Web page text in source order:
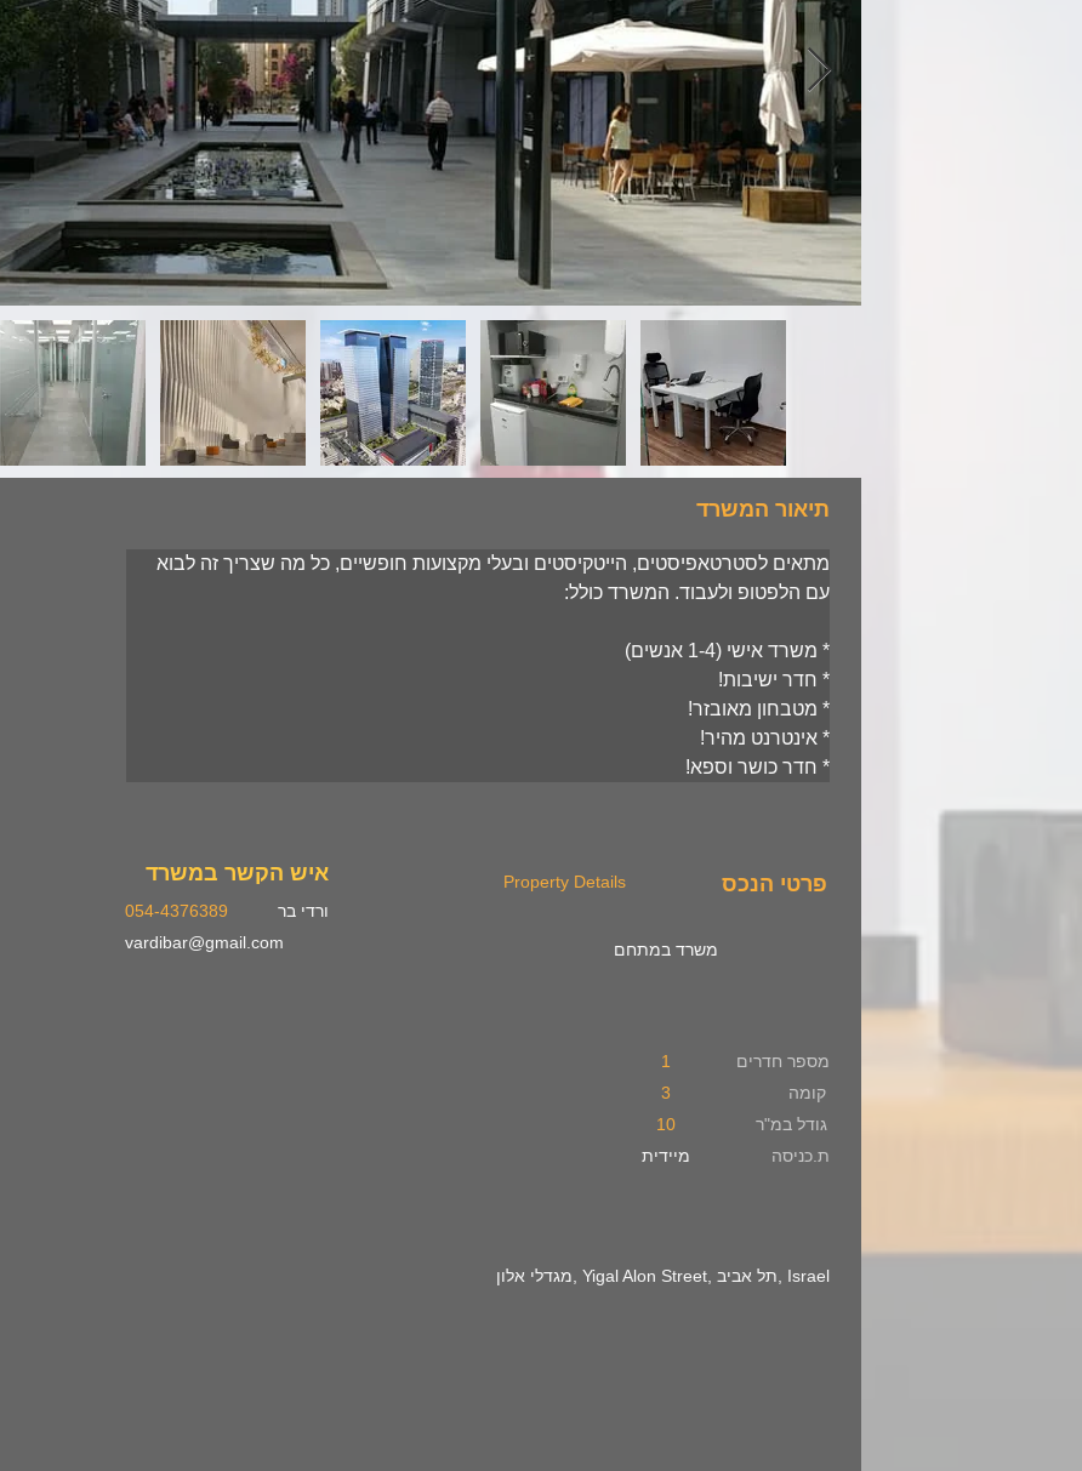
תיאור המשרד
מתאים לסטרטאפיסטים, הייטקיסטים ובעלי מקצועות חופשיים, כל מה שצריך זה לבוא
עם הלפטופ ולעבוד. המשרד כולל:
* משרד אישי (1-4 אנשים)
* חדר ישיבות!
* מטבחון מאובזר!
* אינטרנט מהיר!
* חדר כושר וספא!
איש הקשר במשרד
ורדי בר
054-4376389
vardibar@gmail.com
פרטי הנכס Property Details
משרד במתחם
מספר חדרים
1
קומה
3
גודל במ"ר
10
ת.כניסה
מיידית
מגדלי אלון, Yigal Alon Street, תל אביב, Israel